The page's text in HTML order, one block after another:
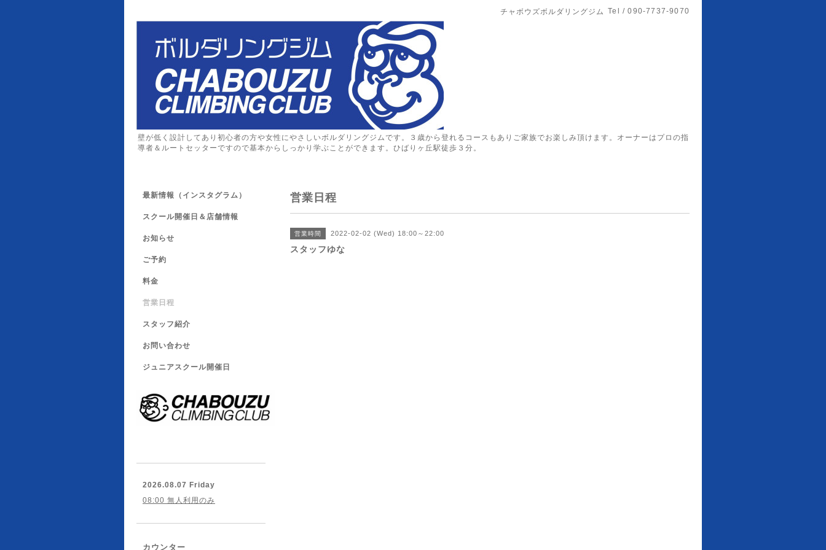
チャボウズボルダリングジム Tel / 090-7737-9070
壁が低く設計してあり初心者の方や女性にやさしいボルダリングジムです。３歳から登れるコースもありご家族でお楽しみ頂けます。オーナーはプロの指
導者＆ルートセッターですので基本からしっかり学ぶことができます。ひばりヶ丘駅徒歩３分。
営業日程
営業時間 2022-02-02 (Wed) 18:00～22:00
スタッフゆな
最新情報（インスタグラム）
スクール開催日＆店舗情報
お知らせ
ご予約
料金
営業日程
スタッフ紹介
お問い合わせ
ジュニアスクール開催日
2026.08.07 Friday
08:00 無人利用のみ
カウンター